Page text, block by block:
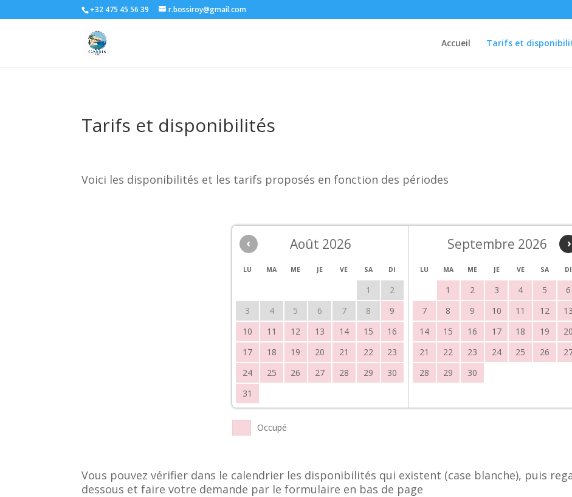
+32 475 45 56 39 r.bossiroy@gmail.com
Accueil Tarifs et
Tarifs et disponibilités
Voici les disponibilités et les tarifs proposés en fonction des périodes
‹ ›
Août 2026
LU MA ME JE VE SA DI
1
2
3
4 5 6 7 8
9
10
11 12 13 14 15
16
17
18 19 20 21 22
23
24
25 26 27 28 29
30
31
Septembre 2026
LU MA ME JE VE SA DI
1 2 3 4 5
6
7
8 9 10 11 12
13
14
15 16 17 18 19
20
21
22 23 24 25 26
28
29 30
Occupé
Vous pouvez vérifier dans le calendrier les disponibilités qui existent (case blanche), puis
dessous et faire votre demande par le formulaire en bas de page